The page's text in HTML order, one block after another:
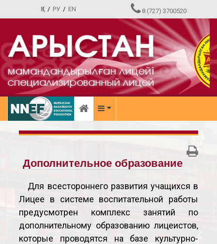
ҚЗ/ РУ / EN 8 (727) 3700520
Дополнительное образование
Для всестороннего развития учащихся в
Лицее в системе воспитательной работы
предусмотрен комплекс занятий по
дополнительному образованию лицеистов,
которые проводятся на базе культурно-